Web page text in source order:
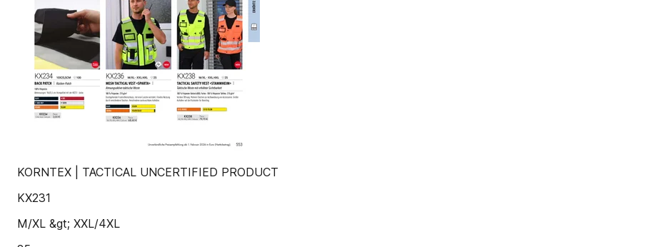
KORNTEX | TACTICAL UNCERTIFIED PRODUCT
KX231
M/XL &gt; XXL/4XL